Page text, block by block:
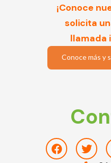
¡Conoce
solicita
llamada
Conoce más y
Facebook